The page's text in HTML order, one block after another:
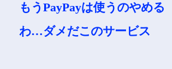
もうPayPayは使うのやめる
わ…ダメだこのサービス